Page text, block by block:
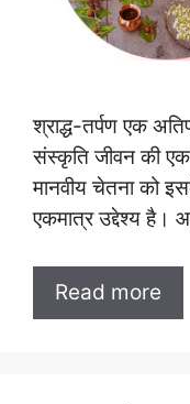
श्राद्ध-तर्पण एक
संस्कृति जीवन की एक
मानवीय चेतना को
एकमात्र उद्देश्य है।
Read more